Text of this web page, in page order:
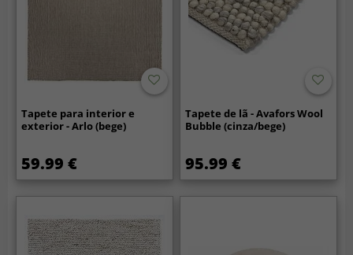
Tapete para interior e
exterior - Arlo (bege)
59.99 €
Tapete de lã - Avafors Wool
Bubble (cinza/bege)
95.99 €